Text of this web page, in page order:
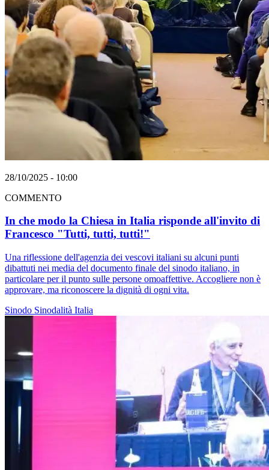
28/10/2025 - 10:00
COMMENTO
In che modo la Chiesa in Italia risponde all'invito di
Francesco "Tutti, tutti, tutti!"
Una riflessione dell'agenzia dei vescovi italiani su alcuni punti
dibattuti nei media del documento finale del sinodo italiano, in
particolare per il punto sulle persone omoaffettive. Accogliere non è
approvare, ma riconoscere la dignità di ogni vita.
Sinodo Sinodalità Italia